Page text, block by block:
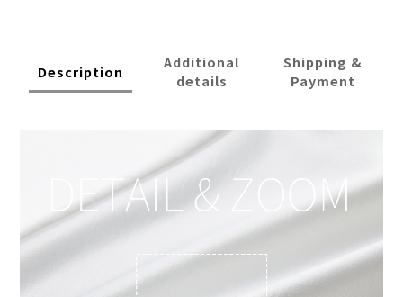
Description
Additional
details
Shipping &
Payment